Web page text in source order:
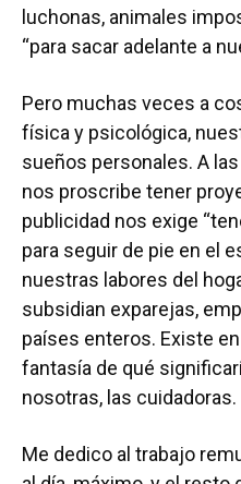
luchonas, animales
“para sacar adelante a
Pero muchas veces a
física y psicológica,
sueños personales. A
nos proscribe tener
publicidad nos exige
para seguir de pie en el
nuestras labores del
subsidian exparejas,
países enteros. Existe
fantasía de qué
nosotras, las cuidadoras.
Me dedico al trabajo